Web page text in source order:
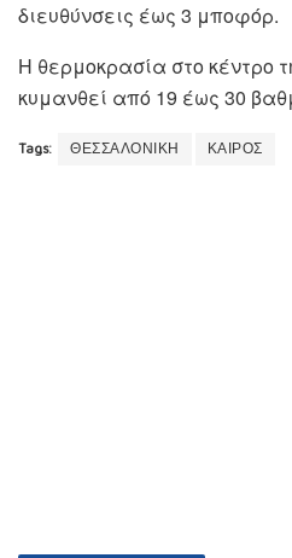
διευθύνσεις έως 3 μποφόρ.
Η θερμοκρασία στο κέντρο
κυμανθεί από 19 έως 30
Tags: ΘΕΣΣΑΛΟΝΙΚΗ ΚΑΙΡΟΣ